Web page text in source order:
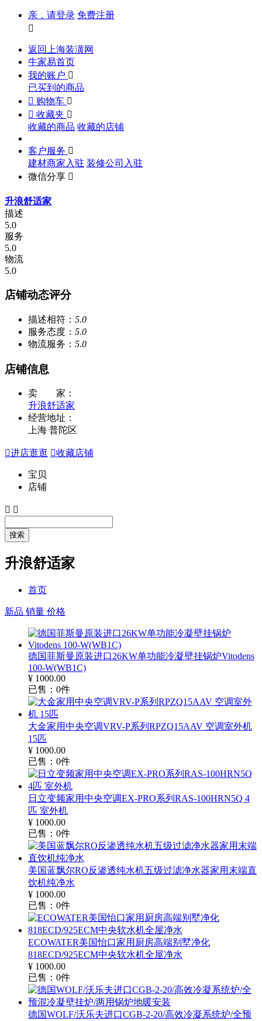
亲，请登录 免费注册

返回上海装潢网
牛家易首页
我的账户 
已买到的商品
 购物车 
 收藏夹 
收藏的商品 收藏的店铺
客户服务 
建材商家入驻 装修公司入驻
微信分享 
升浪舒适家
描述
5.0
服务
5.0
物流
5.0
店铺动态评分
描述相符： 5.0
服务态度： 5.0
物流服务： 5.0
店铺信息
卖 家：
升浪舒适家
经营地址：
上海 普陀区
进店逛逛 收藏店铺
宝贝
店铺
 
搜索
升浪舒适家
首页
新品 销量 价格
德国菲斯曼原装进口26KW单功能冷凝壁挂锅炉Vitodens
100-W(WB1C)
¥ 1000.00
已售： 0件
大金家用中央空调VRV-P系列RPZQ15AAV 空调室外机
15匹
¥ 1000.00
已售： 0件
日立变频家用中央空调EX-PRO系列RAS-100HRN5Q 4
匹 室外机
¥ 1000.00
已售： 0件
美国蓝飘尔RO反渗透纯水机五级过滤净水器家用末端直
饮机纯净水
¥ 1000.00
已售： 0件
ECOWATER美国怡口家用厨房高端别墅净化
818ECD/925ECM中央软水机全屋净水
¥ 1000.00
已售： 0件
德国WOLF/沃乐夫进口CGB-2-20/高效冷凝系统炉/全预